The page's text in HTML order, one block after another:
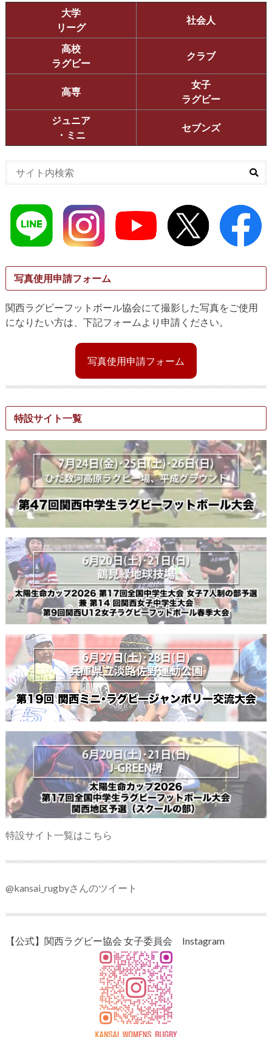
大学
リーグ
社会人
高校
ラグビー
クラブ
高専
女子
ラグビー
ジュニア
・ミニ
セブンズ
写真使用申請フォーム
関西ラグビーフットボール協会にて撮影した写真をご使用
になりたい方は、下記フォームより申請ください。
写真使用申請フォーム
特設サイト一覧
特設サイト一覧はこちら
@kansai_rugbyさんのツイート
【公式】関西ラグビー協会 女子委員会 Instagram